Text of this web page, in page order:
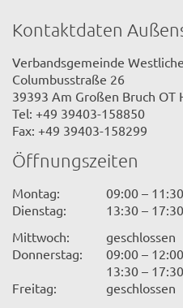
Kontaktdaten
Verbandsgemeinde
Columbusstraße 26
39393 Am Großen Bruch OT
Tel: +49 39403-158850
Fax: +49 39403-158299
Öffnungszeiten
Montag:
09:00 –
Dienstag:
13:30 –
Mittwoch:
geschlossen
Donnerstag:
09:00 –
13:30 –
Freitag:
geschlossen